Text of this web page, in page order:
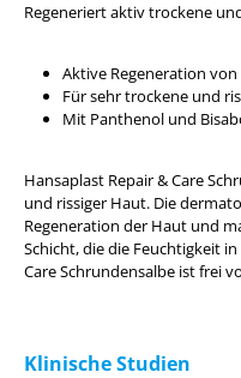
Regeneriert aktiv trockene
Aktive Regeneration von
Für sehr trockene und
Mit Panthenol und
Hansaplast Repair & Care
und rissiger Haut. Die
Regeneration der Haut und
Schicht, die die Feuchtigkeit
Care Schrundensalbe ist frei
Klinische Studien